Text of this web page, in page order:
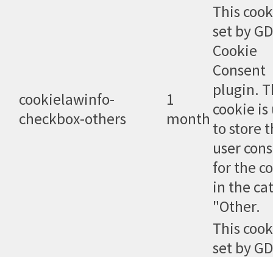
cookielawinfo-
checkbox-others
1
month
This
set by
Cookie
Consent
plugin.
cookie is
to store
user
for the
in the
"Other.
This
set by